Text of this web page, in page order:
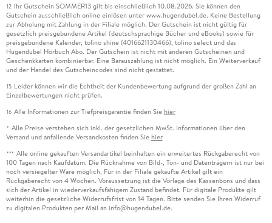
12 Ihr Gutschein SOMMER13 gilt bis einschließlich 10.08.2026. Sie können den
Gutschein ausschließlich online einlösen unter www.hugendubel.de. Keine Bestellung
zur Abholung mit Zahlung in der Filiale möglich. Der Gutschein ist nicht gültig für
gesetzlich preisgebundene Artikel (deutschsprachige Bücher und eBooks) sowie für
preisgebundene Kalender, tolino shine (4016621130466), tolino select und das
Hugendubel Hörbuch Abo. Der Gutschein ist nicht mit anderen Gutscheinen und
Geschenkkarten kombinierbar. Eine Barauszahlung ist nicht möglich. Ein Weiterverkauf
und der Handel des Gutscheincodes sind nicht gestattet.
15 Leider können wir die Echtheit der Kundenbewertung aufgrund der großen Zahl an
Einzelbewertungen nicht prüfen.
16 Alle Informationen zur Tiefpreisgarantie finden Sie hier
* Alle Preise verstehen sich inkl. der gesetzlichen MwSt. Informationen über den
Versand und anfallende Versandkosten finden Sie hier
*** Alle online gekauften Versandartikel beinhalten ein erweitertes Rückgaberecht von
100 Tagen nach Kaufdatum. Die Rücknahme von Bild-, Ton- und Datenträgern ist nur bei
noch versiegelter Ware möglich. Für in der Filiale gekaufte Artikel gilt ein
Rückgaberecht von 4 Wochen. Voraussetzung ist die Vorlage des Kassenbons und dass
sich der Artikel in wiederverkaufsfähigem Zustand befindet. Für digitale Produkte gilt
weiterhin die gesetzliche Widerrufsfrist von 14 Tagen. Bitte senden Sie Ihren Widerruf
zu digitalen Produkten per Mail an info@hugendubel.de.